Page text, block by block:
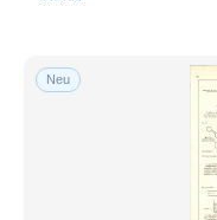
Neu